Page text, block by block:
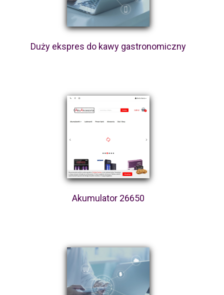
Duży ekspres do kawy gastronomiczny
Akumulator 26650